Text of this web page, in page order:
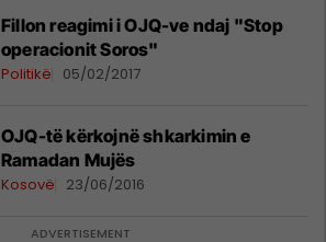
Fillon reagimi i OJQ-ve ndaj "Stop
operacionit Soros"
Politikë 05/02/2017
OJQ-të kërkojnë shkarkimin e
Ramadan Mujës
Kosovë 23/06/2016